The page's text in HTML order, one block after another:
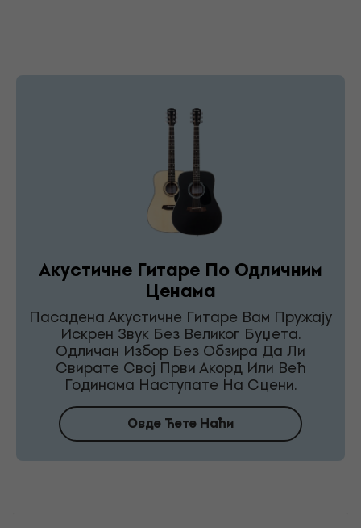
Акустичне Гитаре По Одличним
Ценама
Пасадена Акустичне Гитаре Вам Пружају
Искрен Звук Без Великог Буџета.
Одличан Избор Без Обзира Да Ли
Свирате Свој Први Акорд Или Већ
Годинама Наступате На Сцени.
Овде Ћете Наћи